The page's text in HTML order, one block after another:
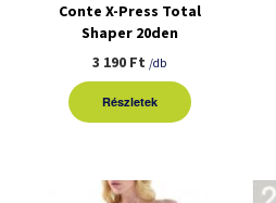
Conte X-Press Total
Shaper 20den
harisnyanadrág
3 190 Ft /db
Részletek